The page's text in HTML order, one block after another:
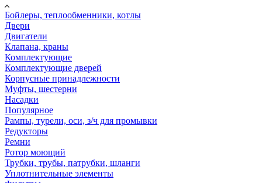
Бойлеры, теплообменники, котлы
Двери
Двигатели
Клапана, краны
Комплектующие
Комплектующие дверей
Корпусные принадлежности
Муфты, шестерни
Насадки
Популярное
Рампы, турели, оси, з/ч для промывки
Редукторы
Ремни
Ротор моющий
Трубки, трубы, патрубки, шланги
Уплотнительные элементы